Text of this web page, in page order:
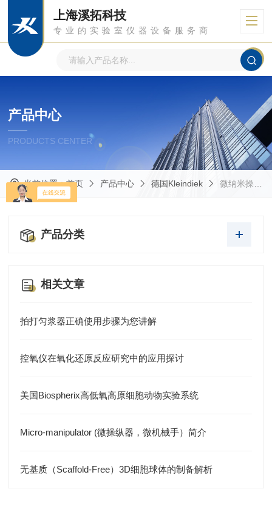
上海溪拓科技
专业的实验室仪器设备服务商
产品中心
PRODUCTS CENTER
当前位置：首页 产品中心 德国Kleindiek 微纳米操纵仪
产品分类
相关文章
拍打匀浆器正确使用步骤为您讲解
控氧仪在氧化还原反应研究中的应用探讨
美国Biospherix高低氧高原细胞动物实验系统
Micro-manipulator (微操纵器，微机械手）简介
无基质（Scaffold-Free）3D细胞球体的制备解析